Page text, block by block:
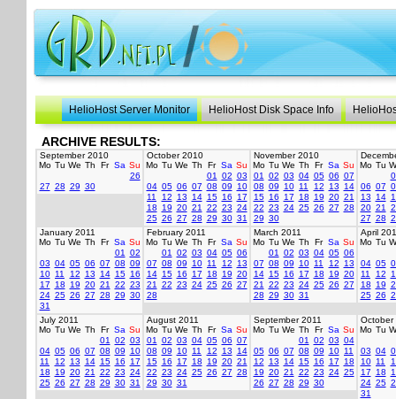
HelioHost Server Monitor HelioHost Disk Space Info
ARCHIVE RESULTS:
September 2010
Mo Tu We Th Fr Sa Su
26
27 28 29 30
October 2010
Mo Tu We Th Fr Sa Su
01
02 03
04 05 06 07 08 09
10
11
12 13 14 15 16
17
18
19 20 21 22 23 24
25 26 27 28 29 30 31
November 2010
Mo Tu We Th Fr Sa Su
01
02 03 04 05 06 07
08 09 10 11 12 13
14
15 16 17 18 19 20 21
22 23 24 25 26 27 28
29 30
Mo Tu
06 07
13
14
20 21
27 28
January 2011
Mo Tu We Th Fr Sa Su
01
02
03 04 05 06 07 08 09
10 11 12 13 14 15 16
17
18 19 20 21 22 23
24 25 26 27 28 29 30
31
February 2011
Mo Tu We Th Fr Sa Su
01
02 03 04 05 06
07 08 09 10 11 12
13
14 15 16 17 18 19 20
21
22 23 24 25 26 27
28
March 2011
Mo Tu We Th Fr Sa Su
01
02 03 04 05 06
07 08 09 10 11 12
13
14 15 16 17 18 19 20
21
22 23 24 25 26 27
28 29 30 31
April
Mo Tu
04 05
11
12
18
19
25 26
July 2011
Mo Tu We Th Fr Sa Su
01
02 03
04 05 06 07 08 09
10
11
12 13 14 15 16
17
18
19 20 21 22 23 24
25 26 27 28 29 30 31
August 2011
Mo Tu We Th Fr Sa Su
01
02 03 04 05 06 07
08 09 10 11 12 13
14
15 16 17 18 19 20 21
22 23 24 25 26 27 28
29 30 31
September 2011
Mo Tu We Th Fr Sa Su
01
02 03 04
05 06 07 08 09 10 11
12
13 14 15 16 17
18
19 20 21 22 23 24 25
26 27 28 29 30
October
Mo Tu
03 04
10 11
17
18
24 25
31